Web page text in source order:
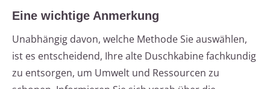
Eine wichtige Anmerkung
Unabhängig davon, welche Methode Sie auswählen,
ist es entscheidend, Ihre alte Duschkabine fachkundig
zu entsorgen, um Umwelt und Ressourcen zu